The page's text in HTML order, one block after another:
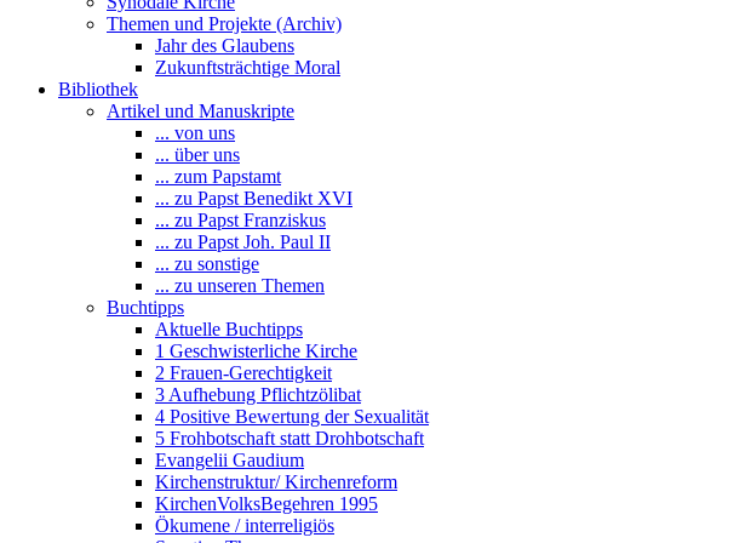
Themen und Projekte (Archiv)
Jahr des Glaubens
Zukunftsträchtige Moral
Bibliothek
Artikel und Manuskripte
... von uns
... über uns
... zum Papstamt
... zu Papst Benedikt XVI
... zu Papst Franziskus
... zu Papst Joh. Paul II
... zu sonstige
... zu unseren Themen
Buchtipps
Aktuelle Buchtipps
1 Geschwisterliche Kirche
2 Frauen-Gerechtigkeit
3 Aufhebung Pflichtzölibat
4 Positive Bewertung der Sexualität
5 Frohbotschaft statt Drohbotschaft
Evangelii Gaudium
Kirchenstruktur/ Kirchenreform
KirchenVolksBegehren 1995
Ökumene / interreligiös